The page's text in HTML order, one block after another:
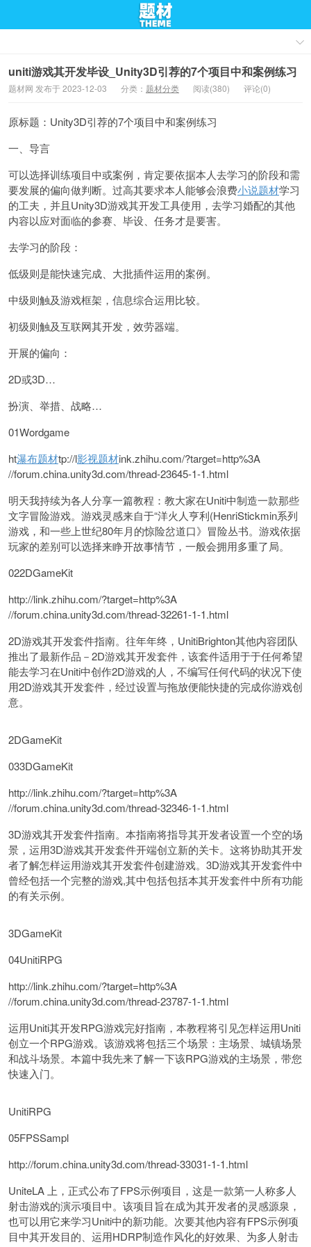
uniti游戏其开发毕设_Unity3D引荐的7个项目中和案例练习
题材网 发布于 2023-12-03 分类： 题材分类 阅读(380) 评论(0)
原标题：Unity3D引荐的7个项目中和案例练习
一、导言
可以选择训练项目中或案例，肯定要依据本人去学习的阶段和需
要发展的偏向做判断。过高其要求本人能够会浪费小说题材学习
的工夫，并且Unity3D游戏其开发工具使用，去学习婚配的其他
内容以应对面临的参赛、毕设、任务才是要害。
去学习的阶段：
低级则是能快速完成、大批插件运用的案例。
中级则触及游戏框架，信息综合运用比较。
初级则触及互联网其开发，效劳器端。
开展的偏向：
2D或3D…
扮演、举措、战略…
01Wordgame
ht瀑布题材tp://l影视题材ink.zhihu.com/?target=http%3A
//forum.china.unity3d.com/thread-23645-1-1.html
明天我持续为各人分享一篇教程：教大家在Uniti中制造一款那些
文字冒险游戏。游戏灵感来自于“洋火人亨利(HenriStickmin系列
游戏，和一些上世纪80年月的惊险岔道口》冒险丛书。游戏依据
玩家的差别可以选择来睁开故事情节，一般会拥用多重了局。
022DGameKit
http://link.zhihu.com/?target=http%3A
//forum.china.unity3d.com/thread-32261-1-1.html
2D游戏其开发套件指南。往年年终，UnitiBrighton其他内容团队
推出了最新作品－2D游戏其开发套件，该套件适用于于任何希望
能去学习在Uniti中创作2D游戏的人，不编写任何代码的状况下使
用2D游戏其开发套件，经过设置与拖放便能快捷的完成你游戏创
意。
2DGameKit
033DGameKit
http://link.zhihu.com/?target=http%3A
//forum.china.unity3d.com/thread-32346-1-1.html
3D游戏其开发套件指南。本指南将指导其开发者设置一个空的场
景，运用3D游戏其开发套件开端创立新的关卡。这将协助其开发
者了解怎样运用游戏其开发套件创建游戏。3D游戏其开发套件中
曾经包括一个完整的游戏,其中包括包括本其开发套件中所有功能
的有关示例。
3DGameKit
04UnitiRPG
http://link.zhihu.com/?target=http%3A
//forum.china.unity3d.com/thread-23787-1-1.html
运用Uniti其开发RPG游戏完好指南，本教程将引见怎样运用Uniti
创立一个RPG游戏。该游戏将包括三个场景：主场景、城镇场景
和战斗场景。本篇中我先来了解一下该RPG游戏的主场景，带您
快速入门。
UnitiRPG
05FPSSampl
http://forum.china.unity3d.com/thread-33031-1-1.html
UniteLA 上，正式公布了FPS示例项目，这是一款第一人称多人
射击游戏的演示项目中。该项目旨在成为其开发者的灵感源泉，
也可以用它来学习Uniti中的新功能。次要其他内容有FPS示例项
目中其开发目的、运用HDRP制造作风化的好效果、为多人射击